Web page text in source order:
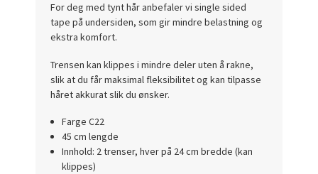
For deg med tynt hår anbefaler vi single sided
tape på undersiden, som gir mindre belastning og
ekstra komfort.
Trensen kan klippes i mindre deler uten å rakne,
slik at du får maksimal fleksibilitet og kan tilpasse
håret akkurat slik du ønsker.
Farge C22
45 cm lengde
Innhold: 2 trenser, hver på 24 cm bredde (kan
klippes)